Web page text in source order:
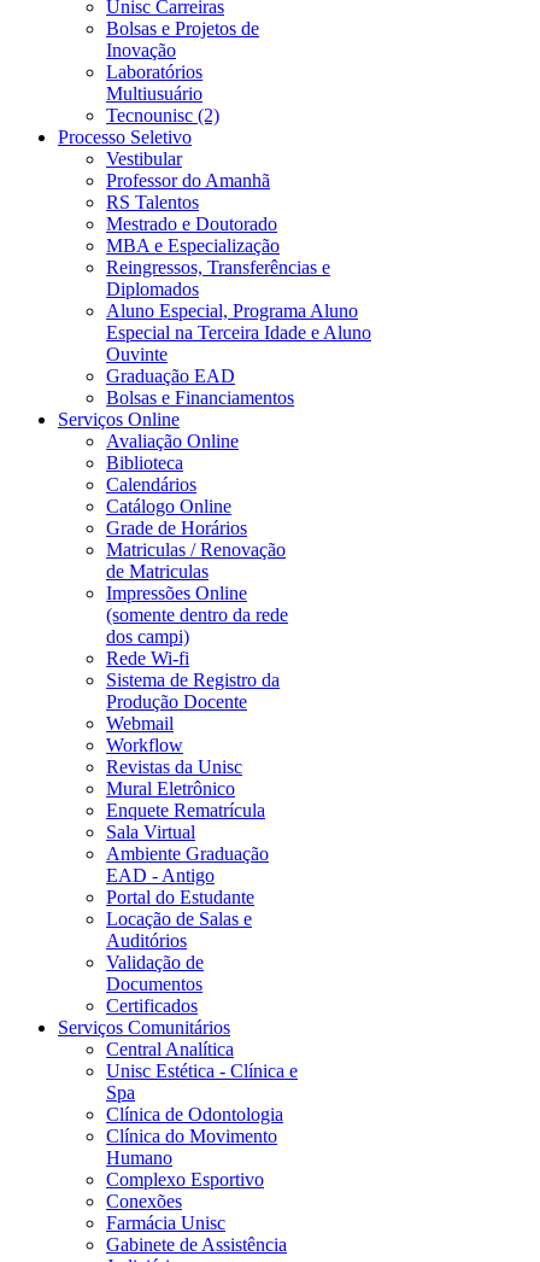
Unisc Carreiras
Bolsas e Projetos de
Inovação
Laboratórios
Multiusuário
Tecnounisc (2)
Processo Seletivo
Vestibular
Professor do Amanhã
RS Talentos
Mestrado e Doutorado
MBA e Especialização
Reingressos, Transferências e
Diplomados
Aluno Especial, Programa Aluno
Especial na Terceira Idade e Aluno
Ouvinte
Graduação EAD
Bolsas e Financiamentos
Serviços Online
Avaliação Online
Biblioteca
Calendários
Catálogo Online
Grade de Horários
Matriculas / Renovação
de Matriculas
Impressões Online
(somente dentro da rede
dos campi)
Rede Wi-fi
Sistema de Registro da
Produção Docente
Webmail
Workflow
Revistas da Unisc
Mural Eletrônico
Enquete Rematrícula
Sala Virtual
Ambiente Graduação
EAD - Antigo
Portal do Estudante
Locação de Salas e
Auditórios
Validação de
Documentos
Certificados
Serviços Comunitários
Central Analítica
Unisc Estética - Clínica e
Spa
Clínica de Odontologia
Clínica do Movimento
Humano
Complexo Esportivo
Conexões
Farmácia Unisc
Gabinete de Assistência